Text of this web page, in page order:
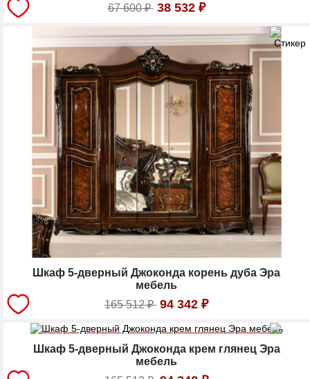
67 600₽ 38 532 ₽
Шкаф 5-дверный Джоконда корень дуба Эра
мебель
165 512₽ 94 342 ₽
Шкаф 5-дверный Джоконда крем глянец Эра
мебель